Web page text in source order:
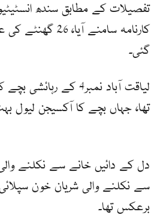
تفصیلات کے مطابق سندھ
کارنامہ سامنے
گئی۔
لیاقت آباد نمبر4 کے
تھا، جہاں بچے کا آکسیجن لیول
دل کے دائیں خانے سے نکلنے
سے نکلنے والی شریان خون
برعکس تھا۔